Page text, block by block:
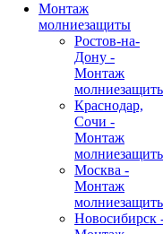
Монтаж
молниезащиты
Ростов-на-
Дону -
Монтаж
Краснодар,
Сочи -
Монтаж
Москва -
Монтаж
Новосибирск